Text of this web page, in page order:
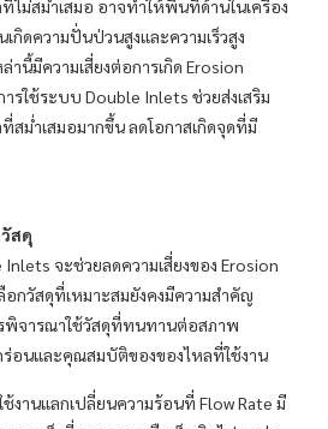
ไม่สม่ำเสมอ อาจทำให้พื้นที่ด้านในเครื่อง
กิดความปั่นป่วนสูงและความเร็วสูง
านี้มีความเสี่ยงต่อการเกิด Erosion
รใช้ระบบ Double Inlets ช่วยส่งเสริม
สม่ำเสมอมากขึ้น ลดโอกาสเกิดจุดที่มี
สดุ
จะช่วยลดความเสี่ยงของ Erosion
อกวัสดุที่เหมาะสมยังคงมีความสำคัญ
พิจารณาใช้วัสดุที่ทนทานต่อสภาพ
อนและคุณสมบัติของของไหลที่ใช้งาน
งานแลกเปลี่ยนความร้อนที่ Flow Rate มี